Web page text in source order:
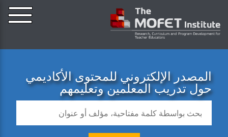
المصدر الإلكتروني للمحتوى الأكاديمي
حول تدريب المعلمين وتعليمهم